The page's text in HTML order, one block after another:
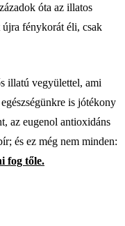
óta az illatos
újra fénykorát éli, csak
illatú vegyülettel, ami
is jótékony
az eugenol antioxidáns
és ez még nem minden:
fog tőle.